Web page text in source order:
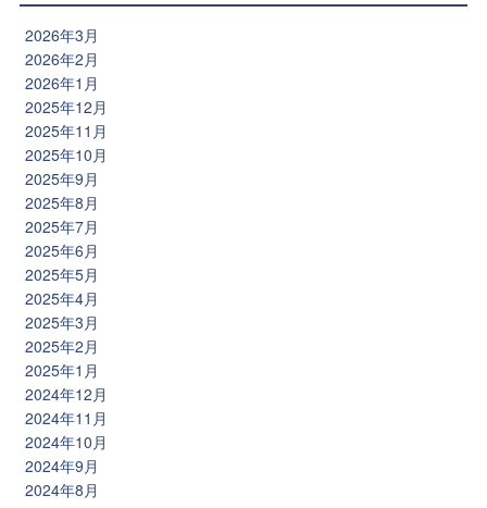
2026年3月
2026年2月
2026年1月
2025年12月
2025年11月
2025年10月
2025年9月
2025年8月
2025年7月
2025年6月
2025年5月
2025年4月
2025年3月
2025年2月
2025年1月
2024年12月
2024年11月
2024年10月
2024年9月
2024年8月